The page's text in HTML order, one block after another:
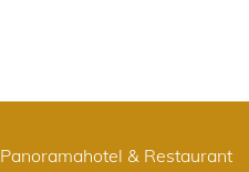
Panoramahotel & Restaurant